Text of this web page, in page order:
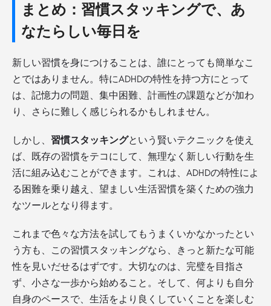
まとめ：習慣スタッキングで、あ
なたらしい毎日を
新しい習慣を身につけることは、誰にとっても簡単なこ
とではありません。特にADHDの特性を持つ方にとって
は、記憶力の問題、集中困難、計画性の課題などが加わ
り、さらに難しく感じられるかもしれません。
しかし、 習慣スタッキングという賢いテクニックを使え
ば、既存の習慣をテコにして、無理なく新しい行動を生
活に組み込むことができます。これは、ADHDの特性によ
る困難を乗り越え、望ましい生活習慣を築くための強力
なツールとなり得ます。
これまで色々な方法を試してもうまくいかなかったとい
う方も、この習慣スタッキングなら、きっと新たな可能
性を見いだせるはずです。大切なのは、完璧を目指さ
ず、小さな一歩から始めること。そして、何よりも自分
自身のペースで、生活をより良くしていくことを楽しむ